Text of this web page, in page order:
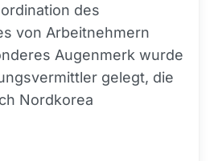
des
von Arbeitnehmern
Augenmerk wurde
gelegt, die
Nordkorea